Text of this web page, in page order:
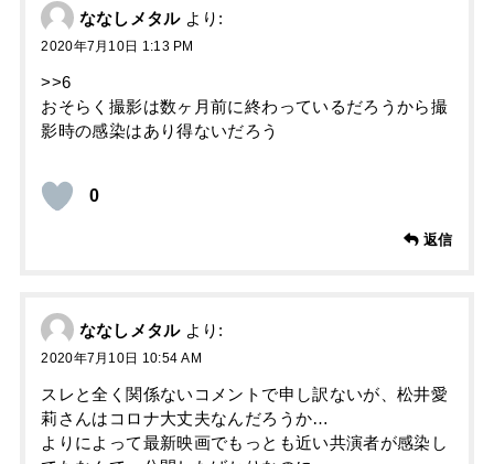
ななしメタル より:
2020年7月10日 1:13 PM
>>6
おそらく撮影は数ヶ月前に終わっているだろうから撮
影時の感染はあり得ないだろう
0
返信
ななしメタル より:
2020年7月10日 10:54 AM
スレと全く関係ないコメントで申し訳ないが、松井愛
莉さんはコロナ大丈夫なんだろうか…
よりによって最新映画でもっとも近い共演者が感染し